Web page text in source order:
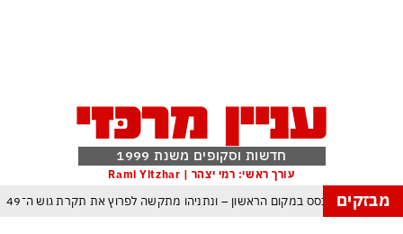
חדשות וסקופים משנת 1999
עורך ראשי: רמי יצהר | Rami Yitzhar
מבזקים
– איזנקוט מתבסס במקום הראשון – ונתניהו מתקשה לפרוץ את תקרת גוש ה־49